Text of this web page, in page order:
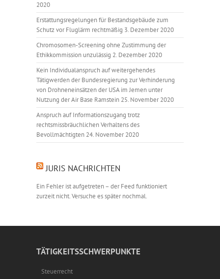
2020
Erstattungsregelungen für Bestandsgebäude zum
Schutz vor Fluglärm rechtmäßig 3. Dezember 2020
Chromosomen-Screening ohne Zustimmung der
Ethikkommission unzulässig 2. Dezember 2020
Kein Individualanspruch auf weitergehendes
Tätigwerden der Bundesregierung zur Verhinderung
von Drohneneinsätzen der USA im Jemen unter
Nutzung der Air Base Ramstein 25. November 2020
Anspruch auf Informationszugang trotz
rechtsmissbräuchlichen Verhaltens des
Bevollmächtigten 24. November 2020
JURIS NACHRICHTEN
Ein Fehler ist aufgetreten – der Feed funktioniert
zurzeit nicht. Versuche es später nochmal.
TÄTIGKEITSSCHWERPUNKTE
Steuerrecht